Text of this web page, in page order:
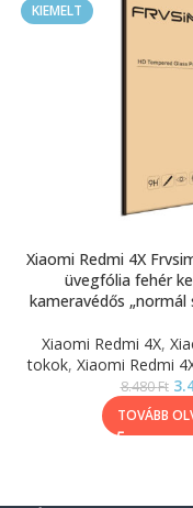
KIEMELT
Xiaomi Redmi 4X
üvegfólia fehér
kameravédős „normál
Xiaomi Redmi 4X,
tokok, Xiaomi Redmi
8.480Ft
TOVÁBB